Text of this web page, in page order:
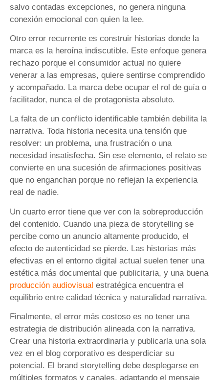
salvo contadas excepciones, no genera ninguna
conexión emocional con quien la lee.
Otro error recurrente es construir historias donde la
marca es la heroína indiscutible. Este enfoque genera
rechazo porque el consumidor actual no quiere
venerar a las empresas, quiere sentirse comprendido
y acompañado. La marca debe ocupar el rol de guía o
facilitador, nunca el de protagonista absoluto.
La falta de un conflicto identificable también debilita la
narrativa. Toda historia necesita una tensión que
resolver: un problema, una frustración o una
necesidad insatisfecha. Sin ese elemento, el relato se
convierte en una sucesión de afirmaciones positivas
que no enganchan porque no reflejan la experiencia
real de nadie.
Un cuarto error tiene que ver con la sobreproducción
del contenido. Cuando una pieza de storytelling se
percibe como un anuncio altamente producido, el
efecto de autenticidad se pierde. Las historias más
efectivas en el entorno digital actual suelen tener una
estética más documental que publicitaria, y una buena
producción audiovisual estratégica encuentra el
equilibrio entre calidad técnica y naturalidad narrativa.
Finalmente, el error más costoso es no tener una
estrategia de distribución alineada con la narrativa.
Crear una historia extraordinaria y publicarla una sola
vez en el blog corporativo es desperdiciar su
potencial. El brand storytelling debe desplegarse en
múltiples formatos y canales, adaptando el mensaje